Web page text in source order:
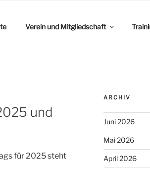
Verein und Mitgliedschaft
und
für 2025 steht
ARCHIV
Juni 2026
Mai 2026
April 2026